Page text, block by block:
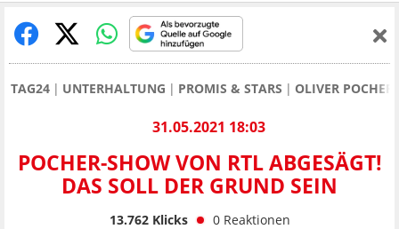
TAG24 UNTERHALTUNG PROMIS & STARS OLIVER POCHER
31.05.2021 18:03
POCHER-SHOW VON RTL ABGESÄGT!
DAS SOLL DER GRUND SEIN
13.762Klicks 0 Reaktionen